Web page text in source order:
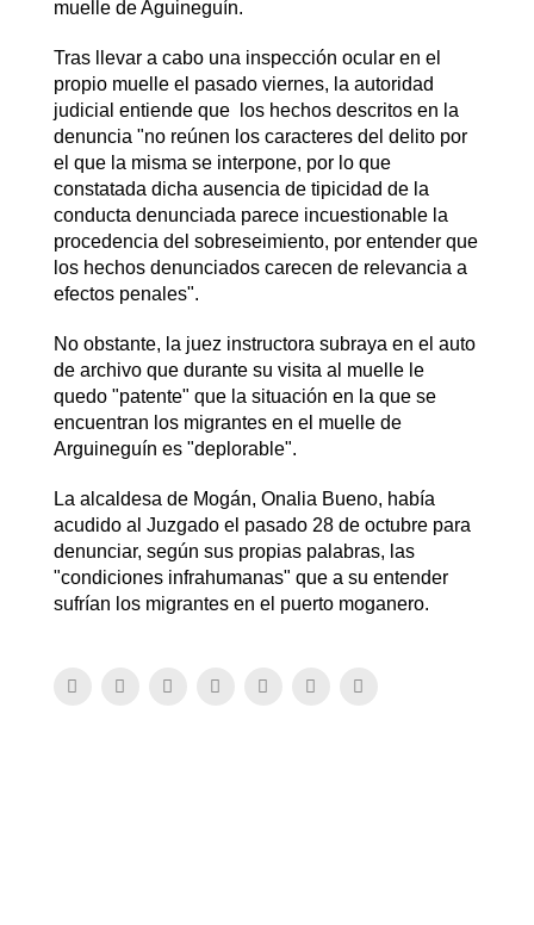
muelle de Aguineguín.
Tras llevar a cabo una inspección ocular en el
propio muelle el pasado viernes, la autoridad
judicial entiende que los hechos descritos en la
denuncia "no reúnen los caracteres del delito por
el que la misma se interpone, por lo que
constatada dicha ausencia de tipicidad de la
conducta denunciada parece incuestionable la
procedencia del sobreseimiento, por entender que
los hechos denunciados carecen de relevancia a
efectos penales".
No obstante, la juez instructora subraya en el auto
de archivo que durante su visita al muelle le
quedo "patente" que la situación en la que se
encuentran los migrantes en el muelle de
Arguineguín es "deplorable".
La alcaldesa de Mogán, Onalia Bueno, había
acudido al Juzgado el pasado 28 de octubre para
denunciar, según sus propias palabras, las
"condiciones infrahumanas" que a su entender
sufrían los migrantes en el puerto moganero.